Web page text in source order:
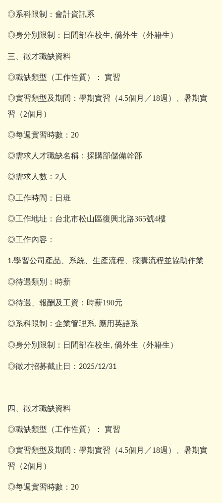
◎系科限制：會計資訊系
◎身分別限制：日間部在校生, 僑外生（外籍生）
三、徵才職缺資料
◎職缺類型（工作性質）： 實習
◎實習類型及期間：學期實習（4.5個月／18週）、暑期實
習（2個月）
◎每週實習時數：20
◎需求人才職缺名稱：採購部儲備幹部
◎需求人數： 2 人
◎工作時間：日班
◎工作地址：台北市松山區復興北路365號4樓
◎工作內容：
1.學習公司產品、系統、生產流程、採購流程並協助作業
◎待遇類別：時薪
◎待遇、報酬及工資：時薪190元
◎系科限制：企業管理系, 應用英語系
◎身分別限制：日間部在校生, 僑外生（外籍生）
◎徵才招募截止日： 2025/12/31
四、徵才職缺資料
◎職缺類型（工作性質）： 實習
◎實習類型及期間：學期實習（4.5個月／18週）、暑期實
習（2個月）
◎每週實習時數：20